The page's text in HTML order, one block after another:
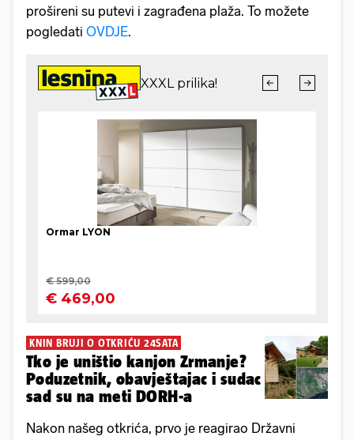
prošireni su putevi i zagrađena plaža. To možete
pogledati OVDJE.
KNIN BRUJI O OTKRIĆU 24SATA
Tko je uništio kanjon Zrmanje?
Poduzetnik, obavještajac i sudac
sad su na meti DORH-a
Nakon našeg otkrića, prvo je reagirao Državni